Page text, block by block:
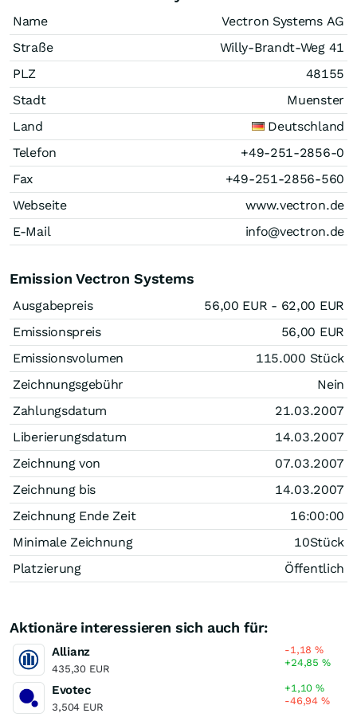
Name
Vectron Systems AG
Straße
Willy-Brandt-Weg 41
PLZ
48155
Stadt
Muenster
Land
Deutschland
Telefon
+49-251-2856-0
Fax
+49-251-2856-560
Webseite
www.vectron.de
E-Mail
info@vectron.de
Emission Vectron Systems
Ausgabepreis 56,00 EUR - 62,00 EUR
Emissionspreis
56,00 EUR
Emissionsvolumen
115.000 Stück
Zeichnungsgebühr
Nein
Zahlungsdatum
21.03.2007
Liberierungsdatum
14.03.2007
Zeichnung von
07.03.2007
Zeichnung bis
14.03.2007
Zeichnung Ende Zeit
16:00:00
Minimale Zeichnung
10Stück
Platzierung
Öffentlich
Aktionäre interessieren sich auch für:
Allianz
435,30 EUR
-1,18%
+24,85%
Evotec
3,504 EUR
+1,10%
-46,94%